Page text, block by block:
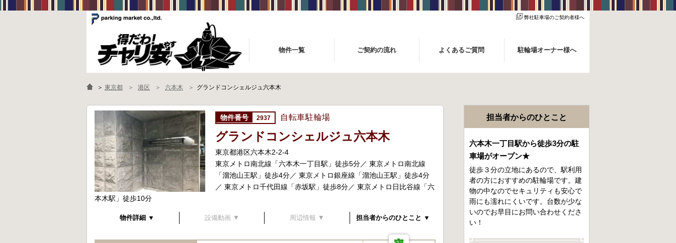
弊社駐車場のご契約者様へ
物件一覧 ご契約の流れ よくあるご質問 駐輪場オーナー様へ
＞ 東京都 港区 六本木 グランドコンシェルジュ六本木
2937 自転車駐輪場
グランドコンシェルジュ六本木
東京都港区六本木2-2-4
東京メトロ南北線「六本木一丁目駅」徒歩5分／ 東京メトロ南北線
「溜池山王駅」徒歩4分／ 東京メトロ銀座線「溜池山王駅」徒歩4分
／ 東京メトロ千代田線「赤坂駅」徒歩8分／ 東京メトロ日比谷線「六
本木駅」徒歩10分
物件詳細 ▼ 設備動画 ▼ 周辺情報 ▼ 担当者からのひとこと ▼
担当者からのひとこと
六本木一丁目駅から徒歩3分の駐
車場がオープン★
徒歩３分の立地にあるので、駅利用
者の方におすすめの駐輪場です。建
物の中なのでセキュリティも安心で
雨にも濡れにくいです。台数が少な
いのでお早目にお問い合わせくださ
い！